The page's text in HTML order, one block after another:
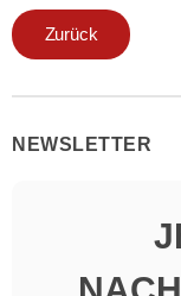
Zurück
NEWSLETTER